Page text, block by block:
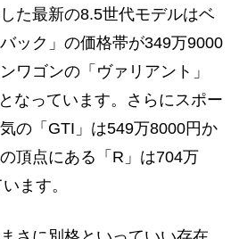
た最新の8.5世代モデルはベ
ック」の価格帯が349万9000
ワゴンの「ヴァリアント」
なっています。さらにスポー
の「GTI」は549万8000円か
頂点にある「R」は704万
ます。